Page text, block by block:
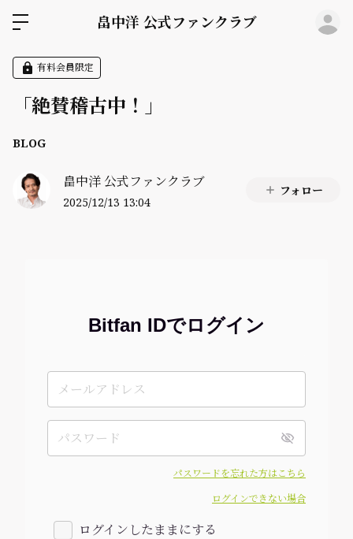
畠中洋 公式ファンクラブ
有料会員限定
「絶賛稽古中！」
BLOG
畠中洋 公式ファンクラブ
2025/12/13 13:04
フォロー
Bitfan IDでログイン
パスワードを忘れた方はこちら
ログインできない場合
ログインしたままにする